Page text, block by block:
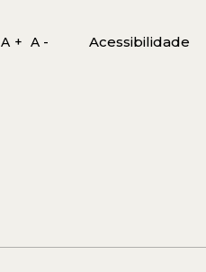
A + A - Acessibilidade